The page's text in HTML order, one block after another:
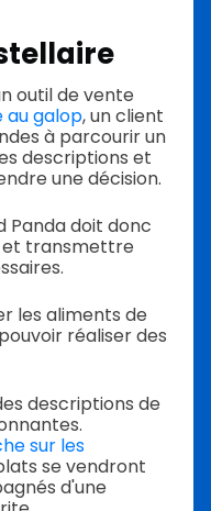
outil de vente
au galop, un client
à parcourir un
descriptions et
une décision.
Panda doit donc
et transmettre
les aliments de
réaliser des
descriptions de
sur les
se vendront
d'une